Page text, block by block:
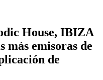
House, IBIZA
emisoras de
de